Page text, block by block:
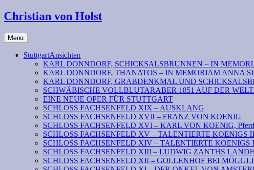
Christian von Holst
Menu
StuttgartAnsichten
KARL DONNDORF, SCHICKSALSBRUNNEN – IN
KARL DONNDORF, THANATOS – IN MEMORIAM ANNA
KARL DONNDORF, GRABDENKMAL UND
SCHWÄBISCHE VOLLBLUTARABER 1851 AUF DER
EINE NEUE OPER FÜR STUTTGART
SCHLOSS FACHSENFELD XIX – AUSKLANG
SCHLOSS FACHSENFELD XVII – FRANZ VON KOENIG
SCHLOSS FACHSENFELD XVI – KARL VON KOENIG,
SCHLOSS FACHSENFELD XV – TALENTIERTE KOENIGS
SCHLOSS FACHSENFELD XIV – TALENTIERTE KOENIGS I,
SCHLOSS FACHSENFELD XIII – LUDWIG ZANTHS
SCHLOSS FACHSENFELD XII – GOLLENHOF BEI